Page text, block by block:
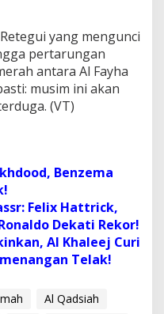
yang mengunci
pertarungan
antara Al Fayha
musim ini akan
(VT)
Benzema
Felix Hattrick,
Dekati Rekor!
Al Khaleej Curi
Telak!
Al Qadsiah